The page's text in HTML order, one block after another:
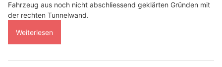
Fahrzeug aus noch nicht abschliessend geklärten Gründen mit
der rechten Tunnelwand.
Weiterlesen